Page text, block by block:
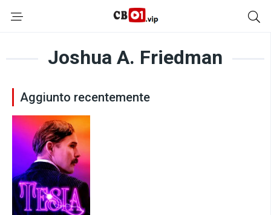
Joshua A. Friedman
Aggiunto recentemente